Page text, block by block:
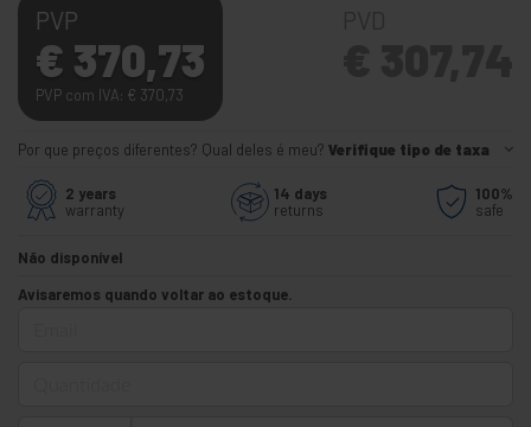
PVP
€ 370,73
PVP com IVA: € 370,73
Por que preços diferentes? Qual deles é meu? Verifique tipo de taxa
2 years
warranty
14 days
returns
100%
safe
Não disponível
Avisaremos quando voltar ao estoque.